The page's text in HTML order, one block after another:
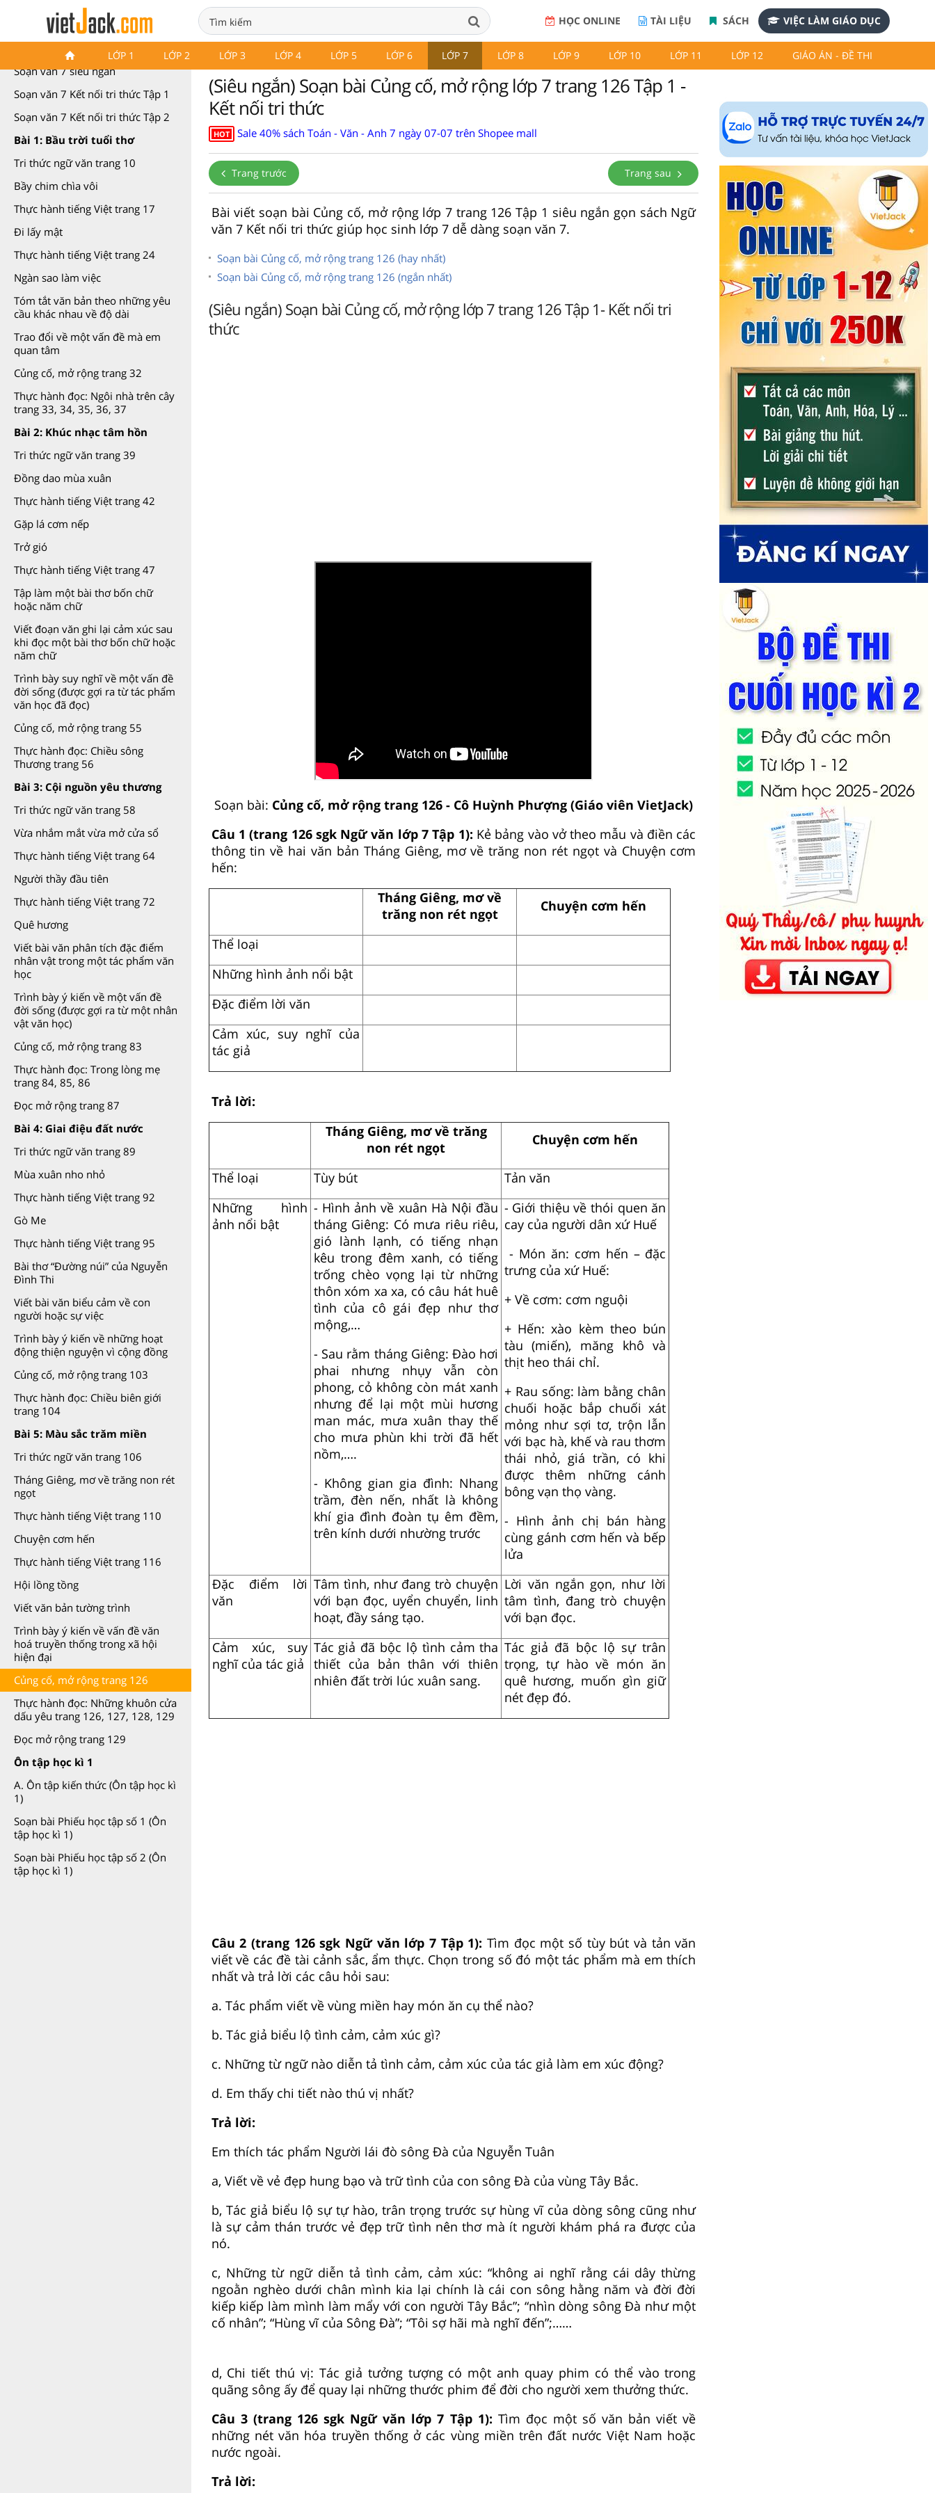
HỌC ONLINE TÀI LIỆU SÁCH VIỆC LÀM GIÁO DỤC
LỚP 1 LỚP 2 LỚP 3 LỚP 4 LỚP 5 LỚP 6 LỚP 7 LỚP 8 LỚP 9 LỚP 10 LỚP 11 LỚP 12 GIÁO ÁN - ĐỀ THI
Soạn văn 7 Kết nối tri thức
Soạn văn 7 siêu ngắn
Soạn văn 7 Kết nối tri thức Tập 1
Soạn văn 7 Kết nối tri thức Tập 2
Bài 1: Bầu trời tuổi thơ
Tri thức ngữ văn trang 10
Bầy chim chìa vôi
Thực hành tiếng Việt trang 17
Đi lấy mật
Thực hành tiếng Việt trang 24
Ngàn sao làm việc
Tóm tắt văn bản theo những yêu
cầu khác nhau về độ dài
Trao đổi về một vấn đề mà em
quan tâm
Củng cố, mở rộng trang 32
Thực hành đọc: Ngôi nhà trên cây
trang 33, 34, 35, 36, 37
Bài 2: Khúc nhạc tâm hồn
Tri thức ngữ văn trang 39
Đồng dao mùa xuân
Thực hành tiếng Việt trang 42
Gặp lá cơm nếp
Trở gió
Thực hành tiếng Việt trang 47
Tập làm một bài thơ bốn chữ
hoặc năm chữ
Viết đoạn văn ghi lại cảm xúc sau
khi đọc một bài thơ bốn chữ hoặc
năm chữ
Trình bày suy nghĩ về một vấn đề
đời sống (được gợi ra từ tác phẩm
văn học đã đọc)
Củng cố, mở rộng trang 55
Thực hành đọc: Chiều sông
Thương trang 56
Bài 3: Cội nguồn yêu thương
Tri thức ngữ văn trang 58
Vừa nhắm mắt vừa mở cửa sổ
Thực hành tiếng Việt trang 64
Người thầy đầu tiên
Thực hành tiếng Việt trang 72
Quê hương
Viết bài văn phân tích đặc điểm
nhân vật trong một tác phẩm văn
học
Trình bày ý kiến về một vấn đề
đời sống (được gợi ra từ một nhân
vật văn học)
Củng cố, mở rộng trang 83
Thực hành đọc: Trong lòng mẹ
trang 84, 85, 86
Đọc mở rộng trang 87
Bài 4: Giai điệu đất nước
Tri thức ngữ văn trang 89
Mùa xuân nho nhỏ
Thực hành tiếng Việt trang 92
Gò Me
Thực hành tiếng Việt trang 95
Bài thơ “Đường núi” của Nguyễn
Đình Thi
Viết bài văn biểu cảm về con
người hoặc sự việc
Trình bày ý kiến về những hoạt
động thiện nguyện vì cộng đồng
Củng cố, mở rộng trang 103
Thực hành đọc: Chiều biên giới
trang 104
Bài 5: Màu sắc trăm miền
Tri thức ngữ văn trang 106
Tháng Giêng, mơ về trăng non rét
ngọt
Thực hành tiếng Việt trang 110
Chuyện cơm hến
Thực hành tiếng Việt trang 116
Hội lồng tồng
Viết văn bản tường trình
Trình bày ý kiến về vấn đề văn
hoá truyền thống trong xã hội
hiện đại
Củng cố, mở rộng trang 126
Thực hành đọc: Những khuôn cửa
dấu yêu trang 126, 127, 128, 129
Đọc mở rộng trang 129
Ôn tập học kì 1
A. Ôn tập kiến thức (Ôn tập học kì
1)
Soạn bài Phiếu học tập số 1 (Ôn
tập học kì 1)
Soạn bài Phiếu học tập số 2 (Ôn
tập học kì 1)
(Siêu ngắn) Soạn bài Củng cố, mở rộng lớp 7 trang 126 Tập 1 -
Kết nối tri thức
HOT Sale 40% sách Toán - Văn - Anh 7 ngày 07-07 trên Shopee mall
Trang trước Trang sau
Bài viết soạn bài Củng cố, mở rộng lớp 7 trang 126 Tập 1 siêu ngắn gọn sách Ngữ
văn 7 Kết nối tri thức giúp học sinh lớp 7 dễ dàng soạn văn 7.
Soạn bài Củng cố, mở rộng trang 126 (hay nhất)
Soạn bài Củng cố, mở rộng trang 126 (ngắn nhất)
(Siêu ngắn) Soạn bài Củng cố, mở rộng lớp 7 trang 126 Tập 1- Kết nối tri
thức
Soạn bài: Củng cố, mở rộng trang 126 - Cô Huỳnh Phượng (Giáo viên VietJack)
Câu 1 (trang 126 sgk Ngữ văn lớp 7 Tập 1): Kẻ bảng vào vở theo mẫu và điền các
thông tin về hai văn bản Tháng Giêng, mơ về trăng non rét ngọt và Chuyện cơm
hến:
Tháng Giêng, mơ về
trăng non rét ngọt
Chuyện cơm hến
Thể loại
Những hình ảnh nổi bật
Đặc điểm lời văn
Cảm xúc, suy nghĩ của
tác giả
Trả lời:
Tháng Giêng, mơ về trăng
non rét ngọt
Chuyện cơm hến
Thể loại Tùy bút
Tản văn
Những hình
ảnh nổi bật
- Hình ảnh về xuân Hà Nội đầu
tháng Giêng: Có mưa riêu riêu,
gió lành lạnh, có tiếng nhạn
kêu trong đêm xanh, có tiếng
trống chèo vọng lại từ những
thôn xóm xa xa, có câu hát huê
tình của cô gái đẹp như thơ
mộng,…
- Sau rằm tháng Giêng: Đào hơi
phai nhưng nhụy vẫn còn
phong, cỏ không còn mát xanh
nhưng để lại một mùi hương
man mác, mưa xuân thay thế
cho mưa phùn khi trời đã hết
nồm,….
- Không gian gia đình: Nhang
trầm, đèn nến, nhất là không
khí gia đình đoàn tụ êm đềm,
trên kính dưới nhường trước
- Giới thiệu về thói quen ăn
cay của người dân xứ Huế
- Món ăn: cơm hến – đặc
trưng của xứ Huế:
+ Về cơm: cơm nguội
+ Hến: xào kèm theo bún
tàu (miến), măng khô và
thịt heo thái chỉ.
+ Rau sống: làm bằng chân
chuối hoặc bắp chuối xát
mỏng như sợi tơ, trộn lẫn
với bạc hà, khế và rau thơm
thái nhỏ, giá trần, có khi
được thêm những cánh
bông vạn thọ vàng.
- Hình ảnh chị bán hàng
cùng gánh cơm hến và bếp
lửa
Đặc điểm lời
văn
Tâm tình, như đang trò chuyện
với bạn đọc, uyển chuyển, linh
hoạt, đầy sáng tạo.
Lời văn ngắn gọn, như lời
tâm tình, đang trò chuyện
với bạn đọc.
Cảm xúc, suy
nghĩ của tác giả
Tác giả đã bộc lộ tình cảm tha
thiết của bản thân với thiên
nhiên đất trời lúc xuân sang.
Tác giả đã bộc lộ sự trân
trọng, tự hào về món ăn
quê hương, muốn gìn giữ
nét đẹp đó.
Câu 2 (trang 126 sgk Ngữ văn lớp 7 Tập 1):Tìm đọc một số tùy bút và tản văn
viết về các đề tài cảnh sắc, ẩm thực. Chọn trong số đó một tác phẩm mà em thích
nhất và trả lời các câu hỏi sau:
a. Tác phẩm viết về vùng miền hay món ăn cụ thể nào?
b. Tác giả biểu lộ tình cảm, cảm xúc gì?
c. Những từ ngữ nào diễn tả tình cảm, cảm xúc của tác giả làm em xúc động?
d. Em thấy chi tiết nào thú vị nhất?
Trả lời:
Em thích tác phẩm Người lái đò sông Đà của Nguyễn Tuân
a, Viết về vẻ đẹp hung bạo và trữ tình của con sông Đà của vùng Tây Bắc.
b, Tác giả biểu lộ sự tự hào, trân trọng trước sự hùng vĩ của dòng sông cũng như
là sự cảm thán trước vẻ đẹp trữ tình nên thơ mà ít người khám phá ra được của
nó.
c, Những từ ngữ diễn tả tình cảm, cảm xúc: “không ai nghĩ rằng cái dây thừng
ngoằn nghèo dưới chân mình kia lại chính là cái con sông hằng năm và đời đời
kiếp kiếp làm mình làm mẩy với con người Tây Bắc”; “nhìn dòng sông Đà như một
cố nhân”; “Hùng vĩ của Sông Đà”; “Tôi sợ hãi mà nghĩ đến”;……
d, Chi tiết thú vị: Tác giả tưởng tượng có một anh quay phim có thể vào trong
quãng sông ấy để quay lại những thước phim để đời cho người xem thưởng thức.
Câu 3 (trang 126 sgk Ngữ văn lớp 7 Tập 1): Tìm đọc một số văn bản viết về
những nét văn hóa truyền thống ở các vùng miền trên đất nước Việt Nam hoặc
nước ngoài.
Trả lời: